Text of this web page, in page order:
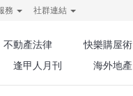
務 社群連結
不動產法律 快樂購屋術
逢甲人月刊 海外地產